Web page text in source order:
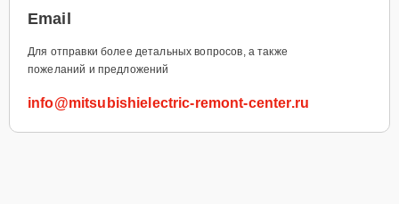
Email
Для отправки более детальных вопросов, а также
пожеланий и предложений
info@mitsubishielectric-remont-center.ru